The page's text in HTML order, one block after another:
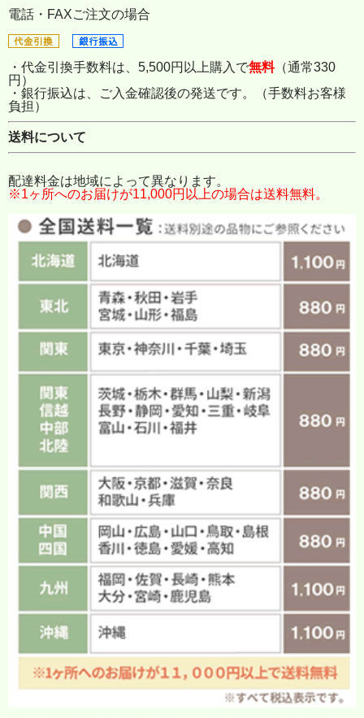
電話・FAXご注文の場合
・代金引換手数料は、5,500円以上購入で無料（通常330
円）
・銀行振込は、ご入金確認後の発送です。（手数料お客様
負担）
送料について
配達料金は地域によって異なります。
※1ヶ所へのお届けが11,000円以上の場合は送料無料。